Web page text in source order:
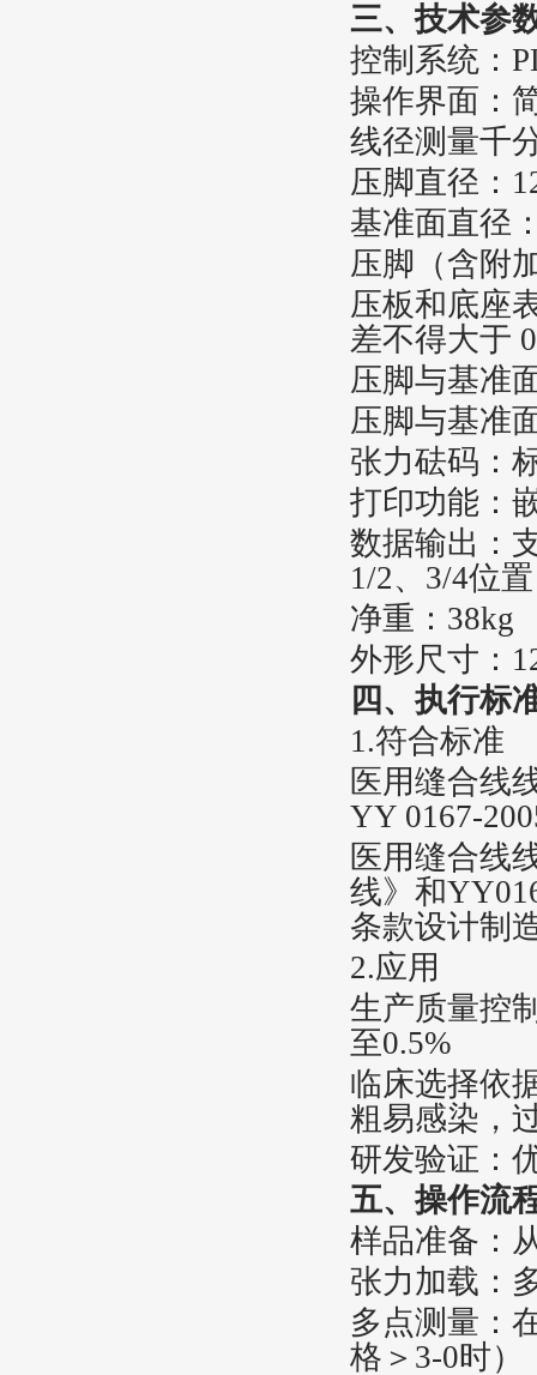
三、技术参
控制系统：
操作界面：
线径测量千
压脚直径：
基准面直径
压脚（含附
压板和底座
差不得大于
压脚与基准
压脚与基准
张力砝码：
打印功能：
数据输出‌：
1/2、3/4位
净重：38kg
外形尺寸：
四、执行标
1.符合标准
医用缝合线
YY 0167-
医用缝合线
线》和
条款设计制
2.应用
生产质量控
至0.5%‌
临床选择依
粗易感染，
研发验证‌：
五、操作流
样品准备‌：
张力加载‌：
多点测量‌：
格＞3-0时）‌